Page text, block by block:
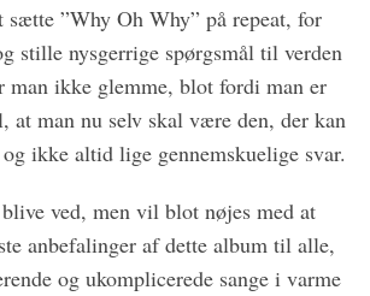
”Why Oh Why” på repeat, for
stille nysgerrige spørgsmål til verden
man ikke glemme, blot fordi man er
at man nu selv skal være den, der kan
ikke altid lige gennemskuelige svar.
ved, men vil blot nøjes med at
anbefalinger af dette album til alle,
og ukomplicerede sange i varme